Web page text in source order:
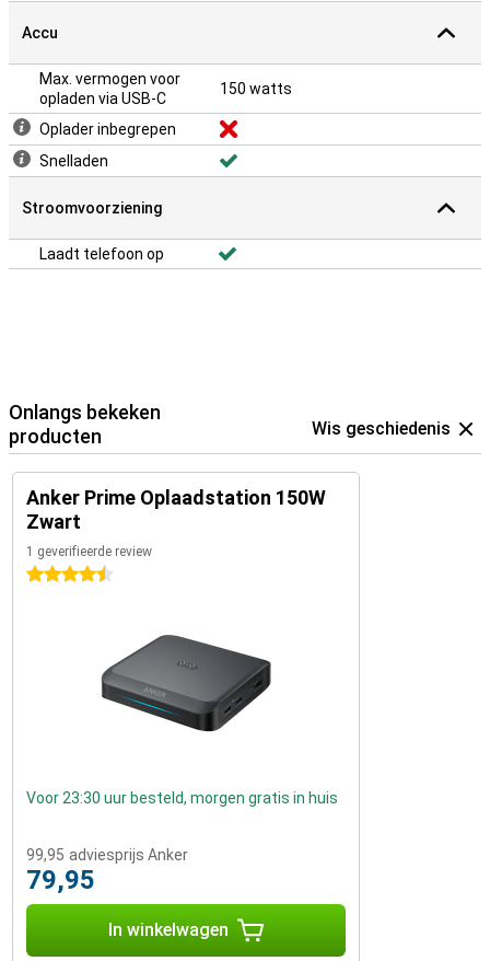
Accu
Max. vermogen voor
opladen via USB-C
150 watts
Oplader inbegrepen
Snelladen
Stroomvoorziening
Laadt telefoon op
Onlangs bekeken
producten
Wis geschiedenis
Anker Prime Oplaadstation 150W
Zwart
1 geverifieerde review
4.5 sterren
Voor 23:30 uur besteld, morgen gratis in huis
99,95 adviesprijs Anker
79,95
In winkelwagen